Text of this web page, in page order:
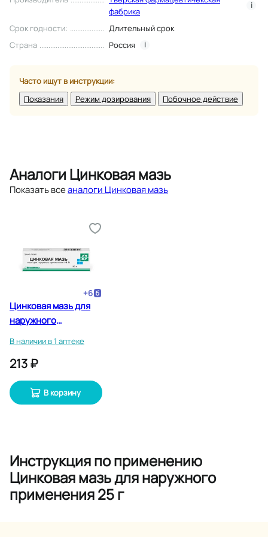
фабрика
i
Срок годности:
Длительный срок
Страна
Россия i
Часто ищут в инструкции:
Показания
Режим дозирования Побочное действие
Аналоги Цинковая мазь
Показать всеаналоги Цинковая мазь
+6
Цинковая мазь для
наружного
В наличии в 1 аптеке
213 ₽
В корзину
Инструкция по применению
Цинковая мазь для наружного
применения 25 г